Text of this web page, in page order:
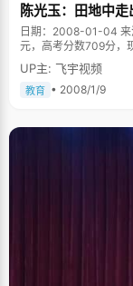
苟地对待。"这是邓迪
不会差。" 错题本是班上的展品 每次试卷发下来后，邓迪做的第一件事
情就是给自己纠错，把
因。平时做错了题目，
一遍，并且扎扎实实地
一个知识点都有自己
品，被大家传阅copy。整
息日或傍晚时分会到篮
同学上网，邓迪说其
陈光玉：田地中
日期：2008-01-04 来源：飞宇网 燕子 陈光玉，2007年陕西省高考理科状
元，高考分数709分，现在
通，陈光玉终于同意
见面那天，他穿了件棕
跟我们打招呼，眉宇
放在哪里，求助的望
光玉的好成绩已经被
名人的感觉，"走到哪里，总感觉
容易满足的人，当我
没有想过要当状元，
UP主: 飞宇视频
教育 • 2008/1/9